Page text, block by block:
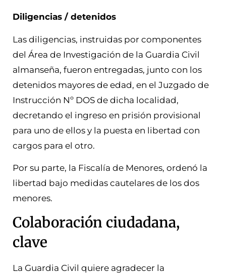
Diligencias / detenidos
Las diligencias, instruidas por componentes
del Área de Investigación de la Guardia Civil
almanseña, fueron entregadas, junto con los
detenidos mayores de edad, en el Juzgado de
Instrucción Nº DOS de dicha localidad,
decretando el ingreso en prisión provisional
para uno de ellos y la puesta en libertad con
cargos para el otro.
Por su parte, la Fiscalía de Menores, ordenó la
libertad bajo medidas cautelares de los dos
menores.
Colaboración ciudadana,
clave
La Guardia Civil quiere agradecer la